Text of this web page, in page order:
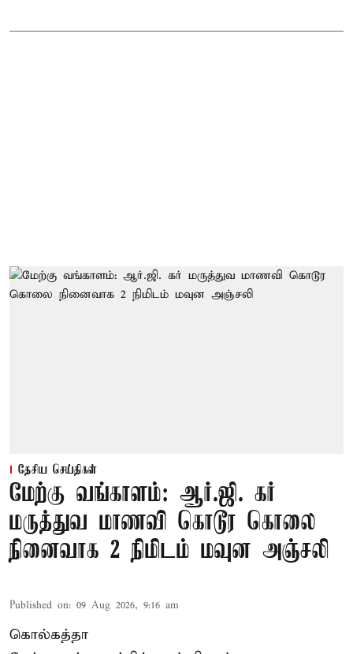
தேசிய செய்திகள்
மேற்கு வங்காளம்: ஆர்.ஜி. கர்
மருத்துவ மாணவி கொடூர கொலை
நினைவாக 2 நிமிடம் மவுன அஞ்சலி
Published on: 09 Aug 2026, 9:16 am
கொல்கத்தா